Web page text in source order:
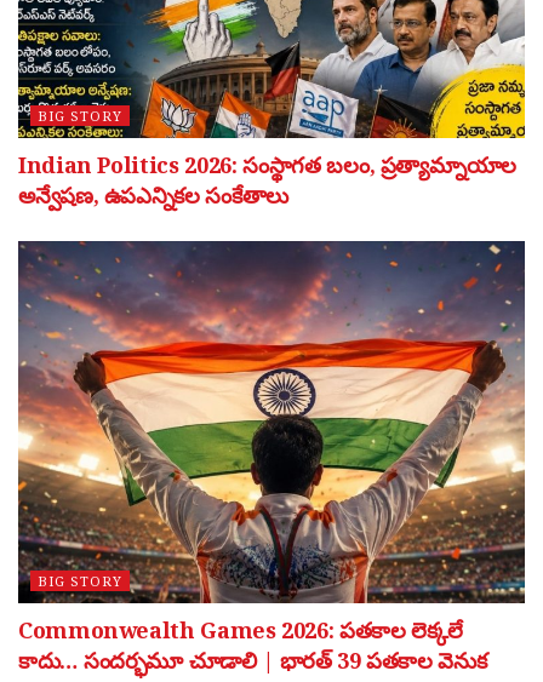
BIG STORY
Indian Politics 2026: సంస్థాగత బలం, ప్రత్యామ్నాయాల
అన్వేషణ, ఉపఎన్నికల సంకేతాలు
BIG STORY
Commonwealth Games 2026: పతకాల లెక్కలే
కాదు… సందర్భమూ చూడాలి | భారత్ 39 పతకాల వెనుక